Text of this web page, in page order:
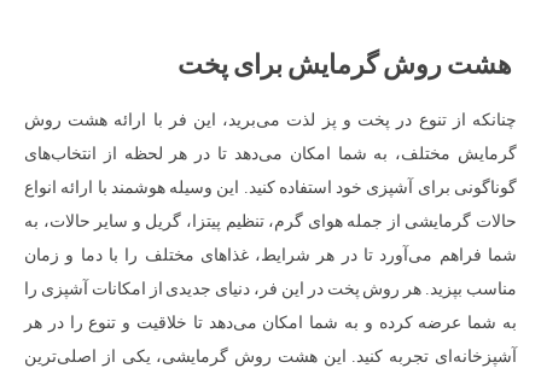
هشت روش گرمایش برای پخت
چنانکه از تنوع در پخت و پز لذت می‌برید، این فر با ارائه هشت روش
گرمایش مختلف، به شما امکان می‌دهد تا در هر لحظه از انتخاب‌های
گوناگونی برای آشپزی خود استفاده کنید. این وسیله هوشمند با ارائه انواع
حالات گرمایشی از جمله هوای گرم، تنظیم پیتزا، گریل و سایر حالات، به
شما فراهم می‌آورد تا در هر شرایط، غذاهای مختلف را با دما و زمان
مناسب بپزید. هر روش پخت در این فر، دنیای جدیدی از امکانات آشپزی را
به شما عرضه کرده و به شما امکان می‌دهد تا خلاقیت و تنوع را در هر
آشپزخانه‌ای تجربه کنید. این هشت روش گرمایشی، یکی از اصلی‌ترین